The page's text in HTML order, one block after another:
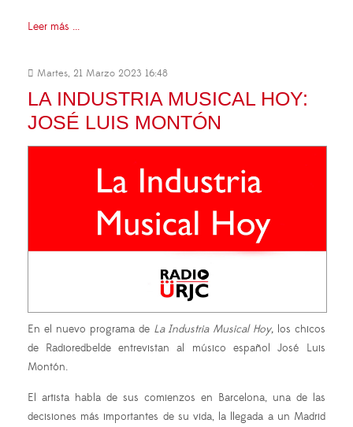
Leer más ...
Martes, 21 Marzo 2023 16:48
LA INDUSTRIA MUSICAL HOY:
JOSÉ LUIS MONTÓN
En el nuevo programa de La Industria Musical Hoy, los chicos
de Radioredbelde entrevistan al músico español José Luis
Montón.
El artista habla de sus comienzos en Barcelona, una de las
decisiones más importantes de su vida, la llegada a un Madrid